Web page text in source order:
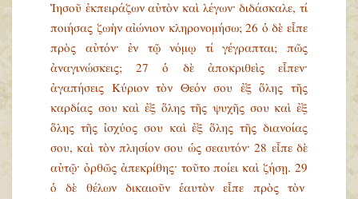
Ἰησοῦ ἐκπειράζων αὐτὸν καὶ λέγων· διδάσκαλε, τί
ποιήσας ζωὴν αἰώνιον κληρονομήσω; 26 ὁ δὲ εἶπε
πρὸς αὐτόν· ἐν τῷ νόμῳ τί γέγραπται; πῶς
ἀναγινώσκεις; 27 ὁ δὲ ἀποκριθεὶς εἶπεν·
ἀγαπήσεις Κύριον τὸν Θεόν σου ἐξ ὅλης τῆς
καρδίας σου καὶ ἐξ ὅλης τῆς ψυχῆς σου καὶ ἐξ
ὅλης τῆς ἰσχύος σου καὶ ἐξ ὅλης τῆς διανοίας
σου, καὶ τὸν πλησίον σου ὡς σεαυτόν· 28 εἶπε δὲ
αὐτῷ· ὀρθῶς ἀπεκρίθης· τοῦτο ποίει καὶ ζήσῃ. 29
ὁ δὲ θέλων δικαιοῦν ἑαυτὸν εἶπε πρὸς τὸν